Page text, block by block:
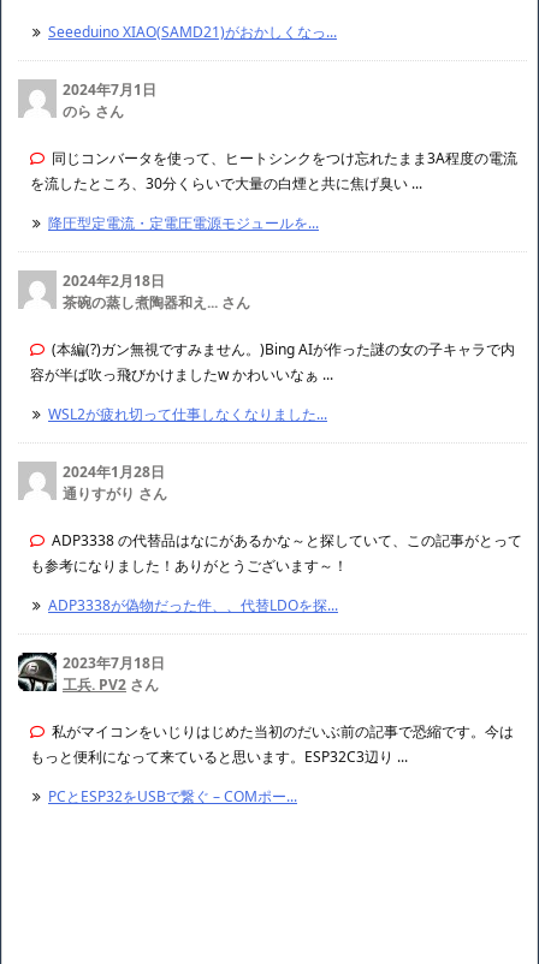
Seeeduino XIAO(SAMD21)がおかしくなっ...
2024年7月1日
のら さん
同じコンバータを使って、ヒートシンクをつけ忘れたまま3A程度の電流
を流したところ、30分くらいで大量の白煙と共に焦げ臭い ...
降圧型定電流・定電圧電源モジュールを...
2024年2月18日
茶碗の蒸し煮陶器和え... さん
(本編(?)ガン無視ですみません。)Bing AIが作った謎の女の子キャラで内
容が半ば吹っ飛びかけましたw かわいいなぁ ...
WSL2が疲れ切って仕事しなくなりました...
2024年1月28日
通りすがり さん
ADP3338 の代替品はなにがあるかな～と探していて、この記事がとって
も参考になりました！ありがとうございます～！
ADP3338が偽物だった件、、代替LDOを探...
2023年7月18日
工兵. PV2 さん
私がマイコンをいじりはじめた当初のだいぶ前の記事で恐縮です。今は
もっと便利になって来ていると思います。ESP32C3辺り ...
PCとESP32をUSBで繋ぐ – COMポー...